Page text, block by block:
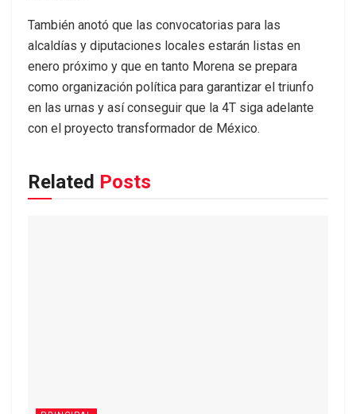
También anotó que las convocatorias para las
alcaldías y diputaciones locales estarán listas en
enero próximo y que en tanto Morena se prepara
como organización política para garantizar el triunfo
en las urnas y así conseguir que la 4T siga adelante
con el proyecto transformador de México.
Related Posts